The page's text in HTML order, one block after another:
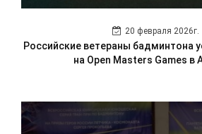
20 февраля 2026г.
Российские ветераны бадминтона
на Open Masters Games в